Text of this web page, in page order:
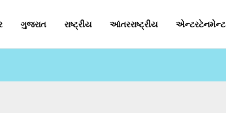
ગુજરાત રાષ્ટ્રીય આંતરરાષ્ટ્રીય એન્ટરટેનમેન્ટ